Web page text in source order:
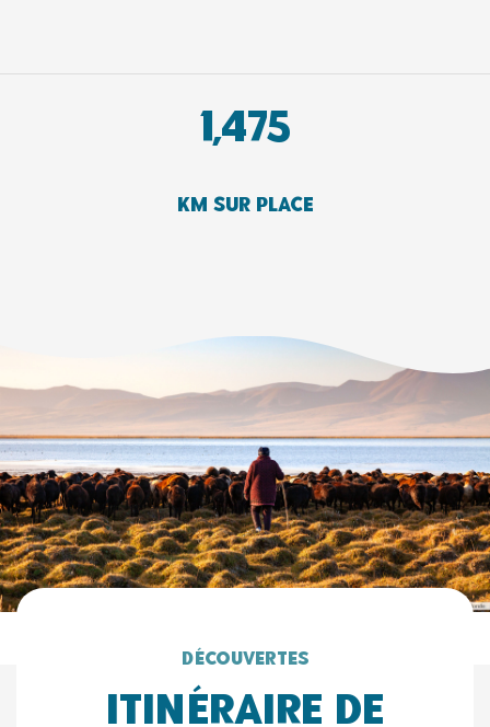
1,476
KM sur place
Découvertes
Itinéraire de